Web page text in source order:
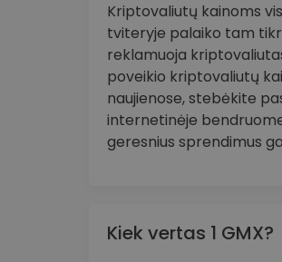
Kriptovaliutų kainoms
tviteryje palaiko tam
reklamuoja
poveikio kriptovaliutų
naujienose, stebėkite
internetinėje
geresnius sprendimus
Kiek vertas 1 GMX?